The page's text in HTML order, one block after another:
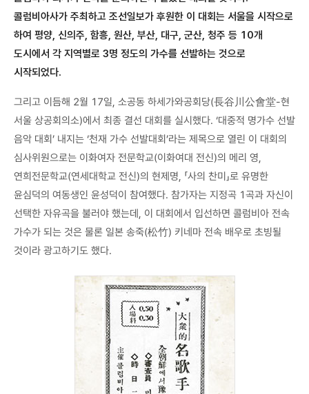
콜럼비아사가 주최하고 조선일보가 후원한 이 대회는 서울을 시작으로
하여 평양, 신의주, 함흥, 원산, 부산, 대구, 군산, 청주 등 10개
도시에서 각 지역별로 3명 정도의 가수를 선발하는 것으로
시작되었다.
그리고 이듬해 2월 17일, 소공동 하세가와공회당(長谷川公會堂-현
서울 상공회의소)에서 최종 결선 대회를 실시했다. ‘대중적 명가수 선발
음악 대회’ 내지는 ‘천재 가수 선발대회’라는 제목으로 열린 이 대회의
심사위원으로는 이화여자 전문학교(이화여대 전신)의 메리 영,
연희전문학교(연세대학교 전신)의 현제명, 「사의 찬미」로 유명한
윤심덕의 여동생인 윤성덕이 참여했다. 참가자는 지정곡 1곡과 자신이
선택한 자유곡을 불러야 했는데, 이 대회에서 입선하면 콜럼비아 전속
가수가 되는 것은 물론 일본 송죽(松竹) 키네마 전속 배우로 초빙될
것이라 광고하기도 했다.